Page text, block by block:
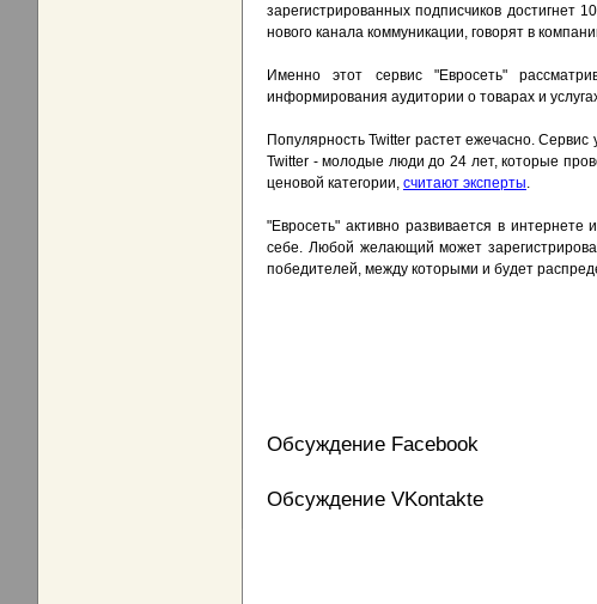
зарегистрированных подписчиков достигнет
нового канала коммуникации, говорят в
Именно этот сервис "Евросеть"
информирования аудитории о товарах и
Популярность Twitter растет ежечасно.
Twitter - молодые люди до 24 лет, которые
ценовой категории, считают эксперты.
"Евросеть" активно развивается в
себе. Любой желающий может
победителей, между которыми и будет
Обсуждение Facebook
Обсуждение VKontakte